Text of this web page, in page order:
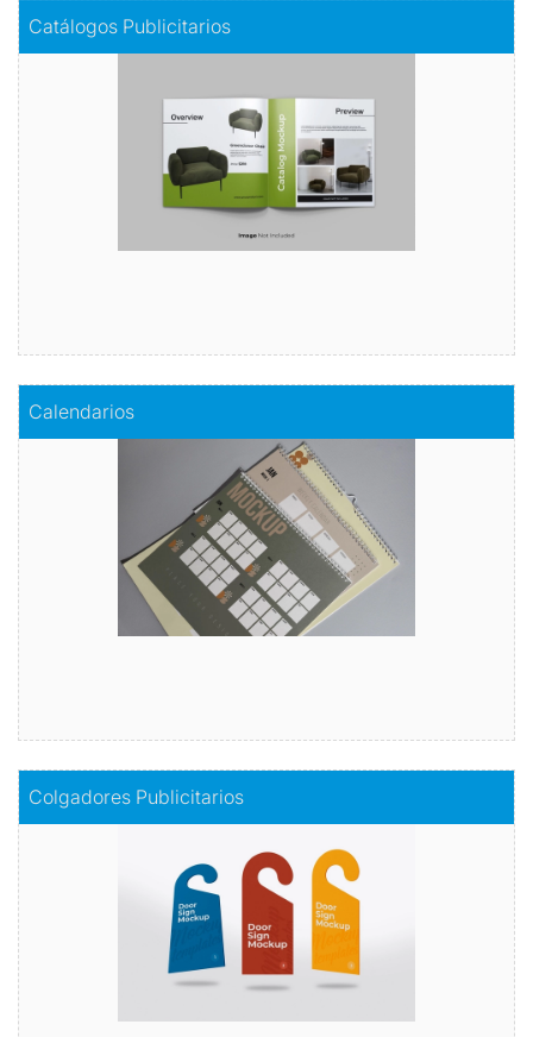
Catálogos Publicitarios
Comprar
Comprar
Calendarios
Organiza tu año con estilo
Comprar
Comprar
Colgadores Publicitarios
Publicidad en movimiento
Comprar
Comprar